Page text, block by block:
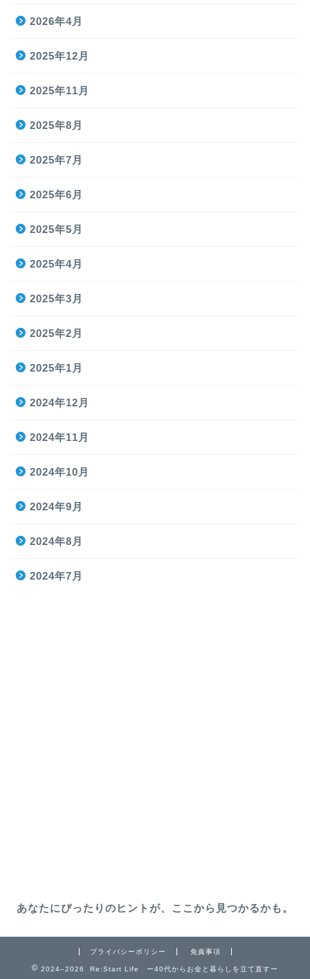
2026年4月
2025年12月
2025年11月
2025年8月
2025年7月
2025年6月
2025年5月
2025年4月
2025年3月
2025年2月
2025年1月
2024年12月
2024年11月
2024年10月
2024年9月
2024年8月
2024年7月
あなたにぴったりのヒントが、ここから見つかるかも。
プライバシーポリシー 免責事項
2024–2026 Re:Start Life ー40代からお金と暮らしを立て直すー